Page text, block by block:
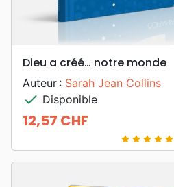
Dieu a créé… notre monde
Auteur : Sarah Jean Collins
check Disponible
Prix
12,57 CHF
star star star star star